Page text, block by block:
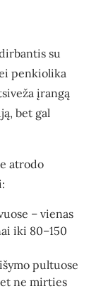
su
penkiolika
įrangą
bet gal
atrodo
– vienas
iki 80–150
pultuose
ne mirties